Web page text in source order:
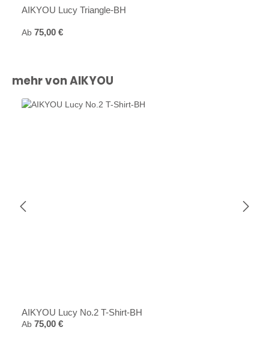
AIKYOU Lucy Triangle-BH
Regulärer Preis:
Ab 75,00 €
Produktgalerie überspringen
mehr von AIKYOU
AIKYOU Lucy No.2 T-Shirt-BH
Regulärer Preis:
Ab 75,00 €